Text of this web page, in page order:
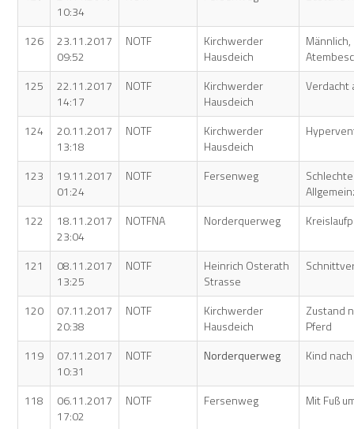
10:34
126
23.11.2017
09:52
NOTF
Kirchwerder
Hausdeich
125
22.11.2017
14:17
NOTF
Kirchwerder
Hausdeich
Verdacht
124
20.11.2017
13:18
NOTF
Kirchwerder
Hausdeich
123
19.11.2017
01:24
NOTF Fersenweg
122
18.11.2017
23:04
NOTFNA Norderquerweg
121
08.11.2017
13:25
NOTF
Heinrich Osterath
Strasse
120
07.11.2017
20:38
NOTF
Kirchwerder
Hausdeich
Zustand
Pferd
119
07.11.2017
10:31
NOTF Norderquerweg Kind
118
06.11.2017
17:02
NOTF Fersenweg Mit Fuß